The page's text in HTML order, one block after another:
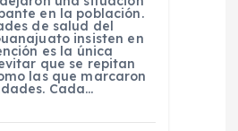
en la población.
de salud del
insisten en
es la única
que se repitan
las que marcaron
Cada…